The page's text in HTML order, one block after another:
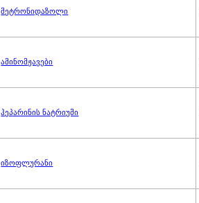
მეტრონიდაზოლი
ამინომჟავები
ჰეპარინის ნატრიუმი
იზოფლურანი